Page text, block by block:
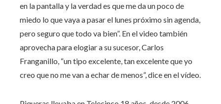
en la pantalla y la verdad es que me da un poco de
miedo lo que vaya a pasar el lunes próximo sin agenda,
pero seguro que todo va bien”. En el video también
aprovecha para elogiar a su sucesor, Carlos
Franganillo, “un tipo excelente, tan excelente que yo
creo que no me van a echar de menos”, dice en el vídeo.